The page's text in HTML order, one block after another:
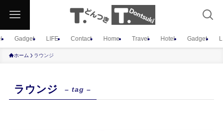
Gadget LIFE Contact Home Travel Hotel Gadget
ホーム ラウンジ
ラウンジ – tag –